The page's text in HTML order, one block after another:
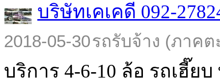
บริษัทเคเคดี 092-
2018-05-30รถรับจ้าง (ภาคต
บริการ 4-6-10 ล้อ รถเฮี๊ยบ